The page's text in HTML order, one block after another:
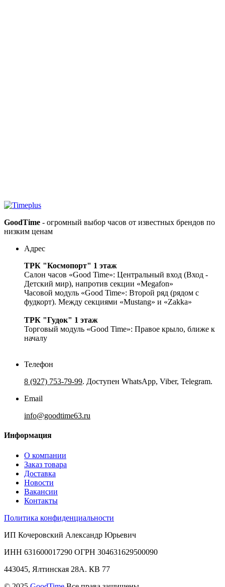
GoodTime - огромный выбор часов от известных брендов по
низким ценам
Адрес
ТРК "Космопорт" 1 этаж
Салон часов «Good Time»: Центральный вход (Вход -
Детский мир), напротив секции «Megafon»
Часовой модуль «Good Time»: Второй ряд (рядом с
фудкорт). Между секциями «Mustang» и «Zakka»
ТРК "Гудок" 1 этаж
Торговый модуль «Good Time»: Правое крыло, ближе к
началу
Телефон
8 (927) 753-79-99. Доступен WhatsApp, Viber, Telegram.
Email
info@goodtime63.ru
Информация
О компании
Заказ товара
Доставка
Новости
Вакансии
Контакты
Политика конфиденциальности
ИП Кочеровский Александр Юрьевич
ИНН 631600017290 ОГРН 304631629500090
443045, Ялтинская 28А. КВ 77